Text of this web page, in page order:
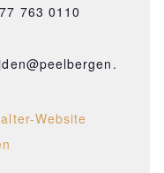
763 0110
Website